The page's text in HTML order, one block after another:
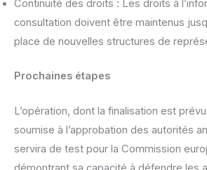
Continuité des droits : Les droits à
consultation doivent être maintenus
place de nouvelles structures de
Prochaines étapes
L’opération, dont la finalisation est
soumise à l’approbation des autorités
servira de test pour la Commission